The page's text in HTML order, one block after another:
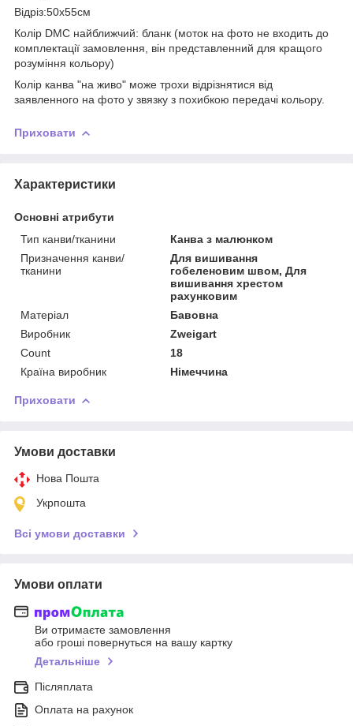
Відріз:50х55см
Колір DMC найближчий: бланк (моток на фото не входить до
комплектації замовлення, він представленний для кращого
розуміння кольору)
Колір канва "на живо" може трохи відрізнятися від
заявленного на фото у звязку з похибкою передачі кольору.
Приховати
Характеристики
Основні атрибути
Тип канви/тканини
Канва з малюнком
Призначення канви/
тканини
Для вишивання
гобеленовим швом, Для
вишивання хрестом
рахунковим
Матеріал
Бавовна
Виробник
Zweigart
Count
18
Країна виробник
Німеччина
Приховати
Умови доставки
Нова Пошта
Укрпошта
Всі умови доставки
Умови оплати
Ви отримаєте замовлення
або гроші повернуться на вашу картку
Детальніше
Післяплата
Оплата на рахунок